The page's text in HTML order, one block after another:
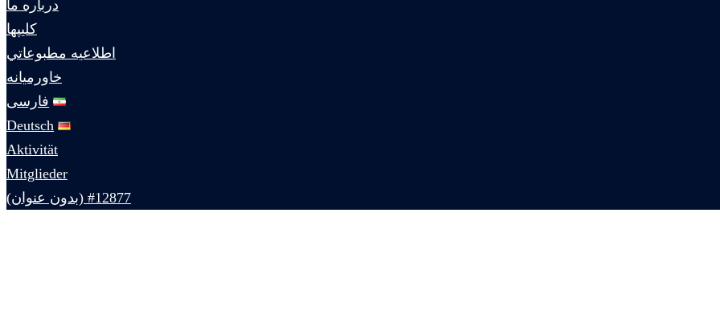
درباره ما
كليپها
اطلاعيه مطبوعاتي
خاورميانه
فارسی
Deutsch
Aktivität
Mitglieder
#12877 (بدون عنوان)